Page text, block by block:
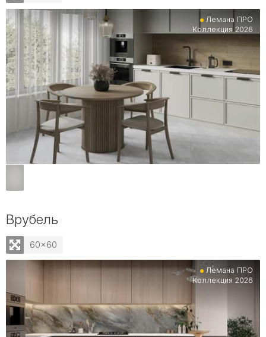
Лемана ПРО
Коллекция 2026
Врубель
60x60
Лемана ПРО
Коллекция 2026